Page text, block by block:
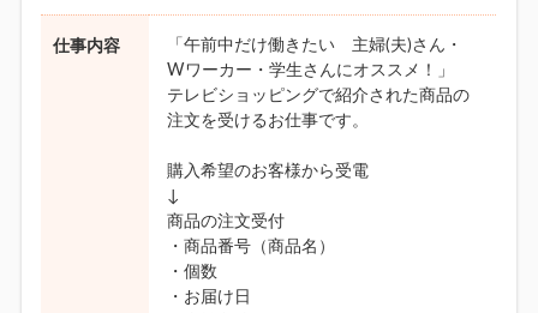
仕事内容
「午前中だけ働きたい 主婦(夫)さん・
Wワーカー・学生さんにオススメ！」
テレビショッピングで紹介された商品の
注文を受けるお仕事です。
購入希望のお客様から受電
↓
商品の注文受付
・商品番号（商品名）
・個数
・お届け日